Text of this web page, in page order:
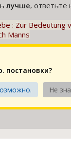
лучше, ответьте
: Zur Bedeutung
Manns
постановки?
Не